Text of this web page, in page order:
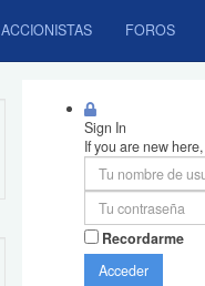
ACCIONISTAS FOROS
Sign In
If you are new here,
Recordarme
Acceder